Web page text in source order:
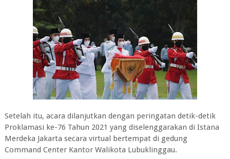
Setelah itu, acara dilanjutkan dengan peringatan detik-detik
Proklamasi ke-76 Tahun 2021 yang diselenggarakan di Istana
Merdeka Jakarta secara virtual bertempat di gedung
Command Center Kantor Walikota Lubuklinggau.